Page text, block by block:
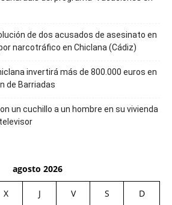
de dos acusados de asesinato en
narcotráfico en Chiclana (Cádiz)
invertirá más de 800.000 euros en
de Barriadas
un cuchillo a un hombre en su vivienda
agosto 2026
X J V S D